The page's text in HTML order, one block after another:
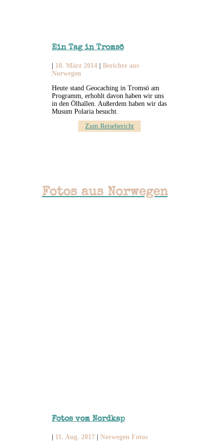
Ein Tag in Tromsö
10. März 2014
Berichte aus
Norwegen
Heute stand Geocaching in Tromsö am
Programm, erhohlt davon haben wir uns
in den Ölhallen. Außerdem haben wir das
Musum Polaria besucht.
Zum Reisebericht
Fotos aus Norwegen
Fotos vom Nordkap
11. Aug. 2017
Norwegen Fotos